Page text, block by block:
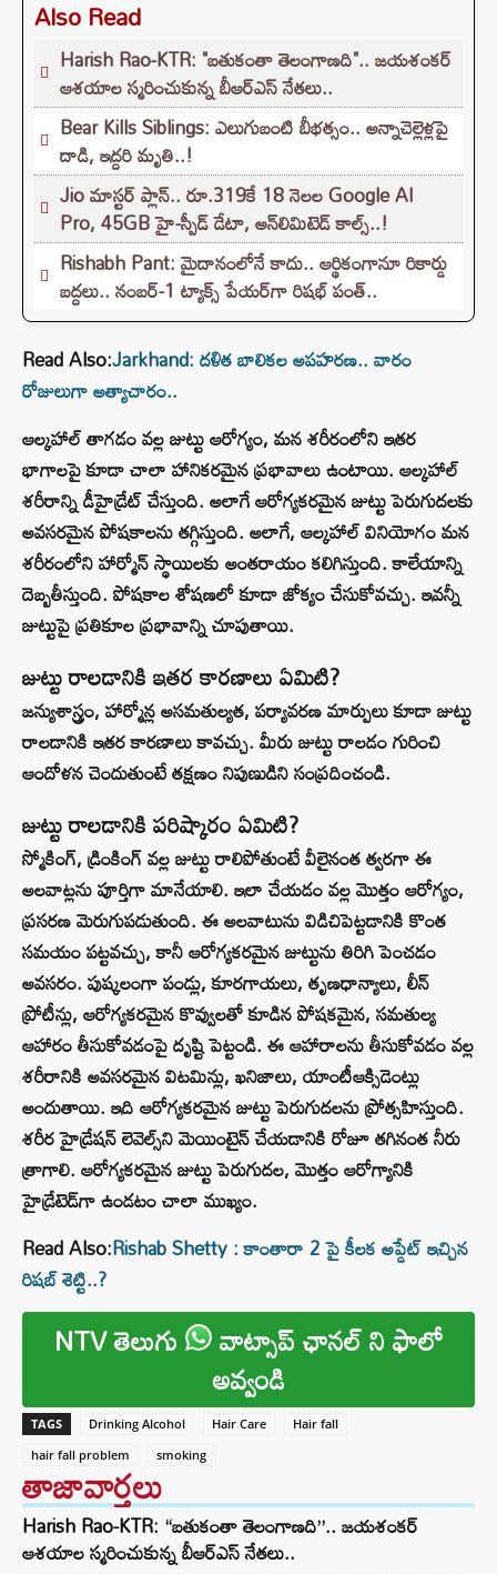
Also Read
Harish Rao-KTR: "బతుకంతా తెలంగాణది".. జయశంకర్
ఆశయాల స్మరించుకున్న బీఆర్ఎస్ నేతలు..
Bear Kills Siblings: ఎలుగుబంటి బీభత్సం.. అన్నాచెల్లెళ్లపై
దాడి, ఇద్దరి మృతి..!
Jio మాస్టర్ ప్లాన్.. రూ.319కే 18 నెలల Google AI
Pro, 45GB హై-స్పీడ్ డేటా, అన్⁭లిమిటెడ్ కాల్స్..!
Rishabh Pant: మైదానంలోనే కాదు.. ఆర్థికంగానూ రికార్డు
బద్దలు.. నంబర్-1 ట్యాక్స్ పేయర్‌గా రిషభ్ పంత్..
Read Also:Jarkhand: దళిత బాలికల అపహరణ.. వారం
రోజులుగా అత్యాచారం..
ఆల్కహాల్ తాగడం వల్ల జుట్టు ఆరోగ్యం, మన శరీరంలోని ఇతర
భాగాలపై కూడా చాలా హానికరమైన ప్రభావాలు ఉంటాయి. ఆల్కహాల్
శరీరాన్ని డీహైడ్రేట్ చేస్తుంది. అలాగే ఆరోగ్యకరమైన జుట్టు పెరుగుదలకు
అవసరమైన పోషకాలను తగ్గిస్తుంది. అలాగే, ఆల్కహాల్ వినియోగం మన
శరీరంలోని హార్మోన్ స్థాయిలకు అంతరాయం కలిగిస్తుంది. కాలేయాన్ని
దెబ్బతీస్తుంది. పోషకాల శోషణలో కూడా జోక్యం చేసుకోవచ్చు. ఇవన్నీ
జుట్టుపై ప్రతికూల ప్రభావాన్ని చూపుతాయి.
జుట్టు రాలడానికి ఇతర కారణాలు ఏమిటి?
జన్యుశాస్త్రం, హార్మోన్ల అసమతుల్యత, పర్యావరణ మార్పులు కూడా జుట్టు
రాలడానికి ఇతర కారణాలు కావచ్చు. మీరు జుట్టు రాలడం గురించి
ఆందోళన చెందుతుంటే తక్షణం నిపుణుడిని సంప్రదించండి.
జుట్టు రాలడానికి పరిష్కారం ఏమిటి?
స్మోకింగ్, డ్రింకింగ్ వల్ల జుట్టు రాలిపోతుంటే వీలైనంత త్వరగా ఈ
అలవాట్లను పూర్తిగా మానేయాలి. ఇలా చేయడం వల్ల మొత్తం ఆరోగ్యం,
ప్రసరణ మెరుగుపడుతుంది. ఈ అలవాటును విడిచిపెట్టడానికి కొంత
సమయం పట్టవచ్చు, కానీ ఆరోగ్యకరమైన జుట్టును తిరిగి పెంచడం
అవసరం. పుష్కలంగా పండ్లు, కూరగాయలు, తృణధాన్యాలు, లీన్
ప్రోటీన్లు, ఆరోగ్యకరమైన కొవ్వులతో కూడిన పోషకమైన, సమతుల్య
ఆహారం తీసుకోవడంపై దృష్టి పెట్టండి. ఈ ఆహారాలను తీసుకోవడం వల్ల
శరీరానికి అవసరమైన విటమిన్లు, ఖనిజాలు, యాంటీఆక్సిడెంట్లు
అందుతాయి. ఇది ఆరోగ్యకరమైన జుట్టు పెరుగుదలను ప్రోత్సహిస్తుంది.
శరీర హైడ్రేషన్ లెవెల్స్‌ని మెయింటైన్ చేయడానికి రోజూ తగినంత నీరు
త్రాగాలి. ఆరోగ్యకరమైన జుట్టు పెరుగుదల, మొత్తం ఆరోగ్యానికి
హైడ్రేటెడ్‌గా ఉండటం చాలా ముఖ్యం.
Read Also:Rishab Shetty : కాంతారా 2 పై కీలక అప్డేట్ ఇచ్చిన
రిషబ్ శెట్టి..?
NTV తెలుగు వాట్సాప్ ఛానల్ ని ఫాలో
అవ్వండి
TAGS Drinking Alcohol Hair Care
Hair fall
hair fall problem
smoking
తాజావార్తలు
Harish Rao-KTR: “బతుకంతా తెలంగాణది”.. జయశంకర్
ఆశయాల స్మరించుకున్న బీఆర్ఎస్ నేతలు..